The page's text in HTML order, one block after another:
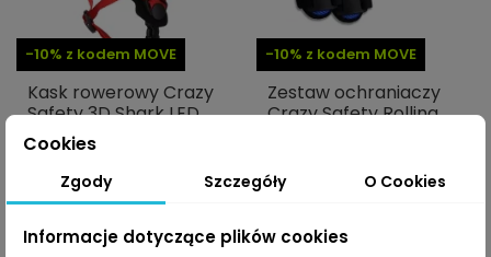
-10% z kodem MOVE
Kask rowerowy Crazy
Safety 3D Shark LED
269,99 PLN
-10% z kodem MOVE
Zestaw ochraniaczy
Crazy Safety Rolling
Cookies
Zgody Szczegóły O Cookies
Informacje dotyczące plików cookies